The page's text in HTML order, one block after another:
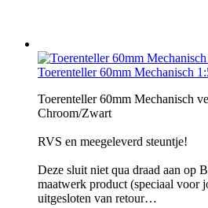
Toerenteller 60mm Mechanisch
Toerenteller 60mm Mechanisch
Chroom/Zwart
RVS en meegeleverd steuntje!
Deze sluit niet qua draad aan op
maatwerk product (speciaal voor
uitgesloten van retour…